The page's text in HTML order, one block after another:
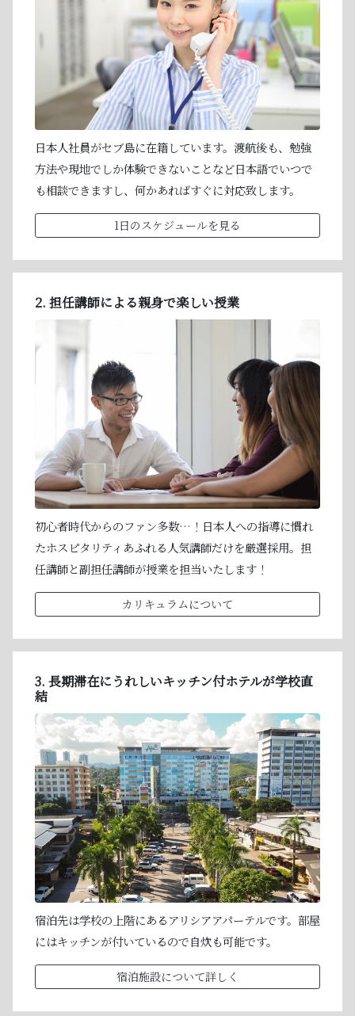
日本人社員がセブ島に在籍しています。渡航後も、勉強
方法や現地でしか体験できないことなど日本語でいつで
も相談できますし、何かあればすぐに対応致します。
1日のスケジュールを見る
2. 担任講師による親身で楽しい授業
初心者時代からのファン多数…！日本人への指導に慣れ
たホスピタリティあふれる人気講師だけを厳選採用。担
任講師と副担任講師が授業を担当いたします！
カリキュラムについて
3. 長期滞在にうれしいキッチン付ホテルが学校直
結
宿泊先は学校の上階にあるアリシアアパーテルです。部屋
にはキッチンが付いているので自炊も可能です。
宿泊施設について詳しく